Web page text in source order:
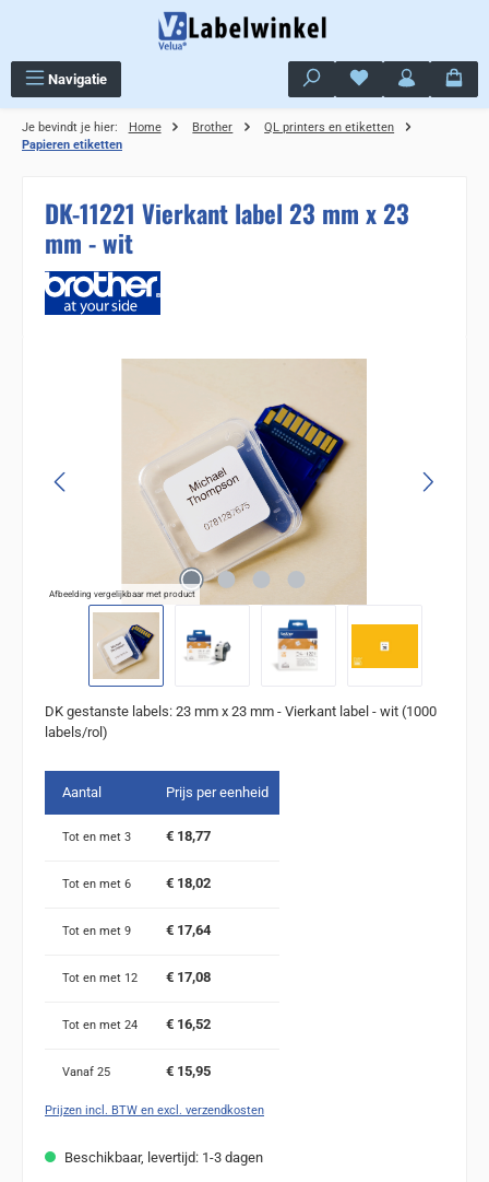
Navigatie Je hebt 0 items op
Je bevindt je hier: Home Brother
QL printers en etiketten
Papieren etiketten
DK-11221 Vierkant label 23 mm x 23
mm - wit
Afbeelding vergelijkbaar met product
DK gestanste labels: 23 mm x 23 mm - Vierkant label - wit (1000
labels/rol)
Aantal Prijs per eenheid
Tot en met 3 € 18,77
Tot en met 6 € 18,02
Tot en met 9 € 17,64
Tot en met 12 € 17,08
Tot en met 24 € 16,52
Vanaf 25 € 15,95
Prijzen incl. BTW en excl. verzendkosten
Beschikbaar, levertijd: 1-3 dagen